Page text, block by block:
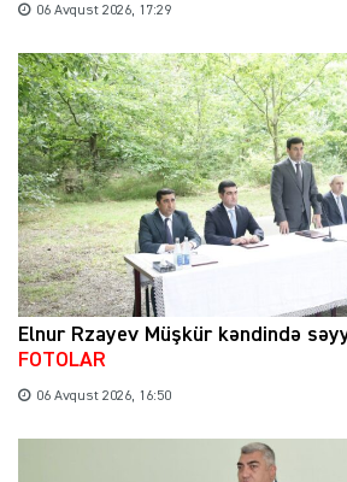
06 Avqust 2026, 17:29
Elnur Rzayev Müşkür kəndində
FOTOLAR
06 Avqust 2026, 16:50